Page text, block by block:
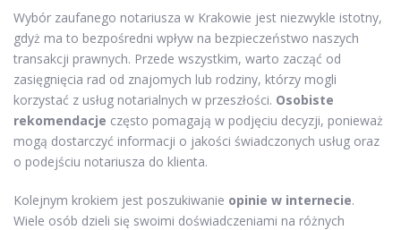
Wybór zaufanego notariusza w Krakowie jest niezwykle istotny,
gdyż ma to bezpośredni wpływ na bezpieczeństwo naszych
transakcji prawnych. Przede wszystkim, warto zacząć od
zasięgnięcia rad od znajomych lub rodziny, którzy mogli
korzystać z usług notarialnych w przeszłości. Osobiste
rekomendacje często pomagają w podjęciu decyzji, ponieważ
mogą dostarczyć informacji o jakości świadczonych usług oraz
o podejściu notariusza do klienta.
Kolejnym krokiem jest poszukiwanie opinie w internecie.
Wiele osób dzieli się swoimi doświadczeniami na różnych